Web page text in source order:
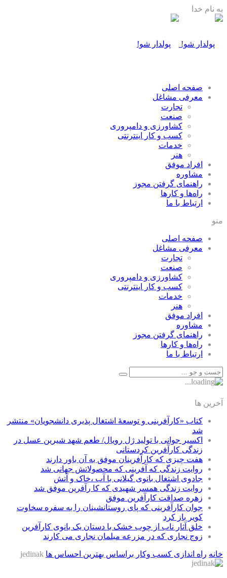
به نام خدا
صفحه اصلی
معرفی مشاغل
تجارت
صنعت
كشاورزی و دامپروری
كسب و كار اينترنتی
خدمات
هنر
افراد موفق
مشاوره
راهنمای گرفتن مجوز
راه‌ها و كارها
ارتباط با ما
منو
صفحه اصلی
معرفی مشاغل
تجارت
صنعت
كشاورزی و دامپروری
كسب و كار اينترنتی
خدمات
هنر
افراد موفق
مشاوره
راهنمای گرفتن مجوز
راه‌ها و كارها
ارتباط با ما
آخرین ها
کتاب «کارآفرینی و توسعۀ اشتغال پذیری دانشجویان» منتشر
شد
اکسیر جوانی با تولید ژل رویال/ طعم شهد شیرین عسل‌ در
زندگی کارآفرین کردستانی
هفت چیزی که کارآفرینان موفق به آن باور دارند
روایت زندگی که آفرینی که محصولاتش جهانی شد
جادوی اشتغال بانوی گیلانی با آب ،خاک و آتش
روایت زندگی همسر شهیدی که کا رآفرین موفق شد
زهره صداقت کارآفرین موفق
جوان کارآفرینی که پای روستانشینان را به سفره سخاوت
کویر باز کرد
خلق آثار ناب از چوب خشک با دستان یک بانوی کارآفرین
زوج نجاری که در مزرعه مبلمان نجاری می کارند
خانه راه اندازی کسب وکار براساس بهترین احساس ها jedinak